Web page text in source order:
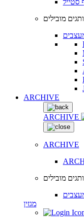
מובילים
ARCHIVE
ARCHIVE
ARCHIVE
מובילים
מגזין